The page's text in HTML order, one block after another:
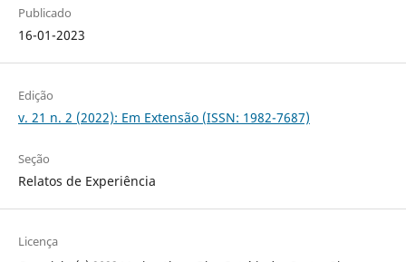
Publicado
16-01-2023
Edição
v. 21 n. 2 (2022): Em Extensão (ISSN: 1982-7687)
Seção
Relatos de Experiência
Licença